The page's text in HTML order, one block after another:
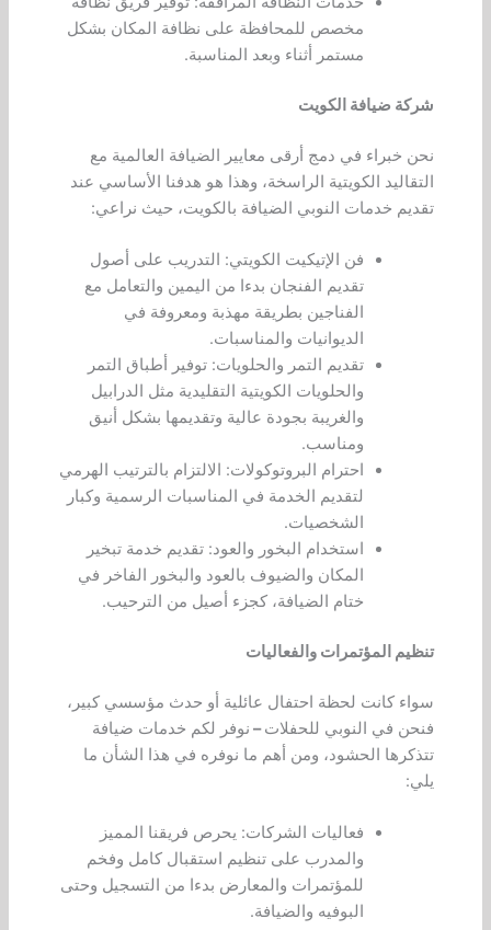
مخصص للمحافظة على نظافة المكان بشكل
مستمر أثناء وبعد المناسبة.
شركة ضيافة الكويت
نحن خبراء في دمج أرقى معايير الضيافة العالمية مع
التقاليد الكويتية الراسخة، وهذا هو هدفنا الأساسي عند
تقديم خدمات النوبي الضيافة بالكويت، حيث نراعي:
فن الإتيكيت الكويتي: التدريب على أصول
تقديم الفنجان بدءا من اليمين والتعامل مع
الفناجين بطريقة مهذبة ومعروفة في
الديوانيات والمناسبات.
تقديم التمر والحلويات: توفير أطباق التمر
والحلويات الكويتية التقليدية مثل الدرابيل
والغريبة بجودة عالية وتقديمها بشكل أنيق
ومناسب.
احترام البروتوكولات: الالتزام بالترتيب الهرمي
لتقديم الخدمة في المناسبات الرسمية وكبار
الشخصيات.
استخدام البخور والعود: تقديم خدمة تبخير
المكان والضيوف بالعود والبخور الفاخر في
ختام الضيافة، كجزء أصيل من الترحيب.
تنظيم المؤتمرات والفعاليات
سواء كانت لحظة احتفال عائلية أو حدث مؤسسي كبير،
فنحن في النوبي للحفلات– نوفر لكم خدمات ضيافة
تتذكرها الحشود، ومن أهم ما نوفره في هذا الشأن ما
يلي:
فعاليات الشركات: يحرص فريقنا المميز
والمدرب على تنظيم استقبال كامل وفخم
للمؤتمرات والمعارض بدءا من التسجيل وحتى
البوفيه والضيافة.